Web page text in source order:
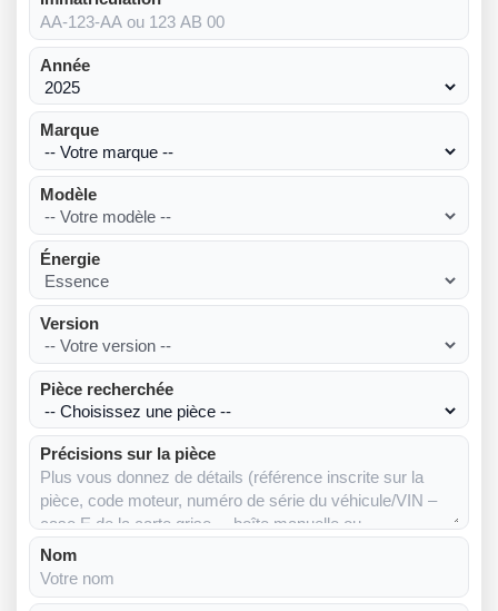
Année
Marque
Modèle
Énergie
Version
Pièce recherchée
Précisions sur la pièce
Nom